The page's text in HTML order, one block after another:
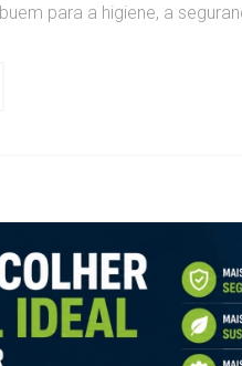
para a higiene, a